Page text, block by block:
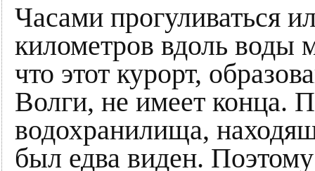
Часами прогуливаться
километров вдоль воды
что этот курорт,
Волги, не имеет конца.
водохранилища,
был едва виден.